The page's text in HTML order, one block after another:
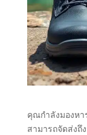
คุณกำลังมองหา
สามารถจัดส่งถึ